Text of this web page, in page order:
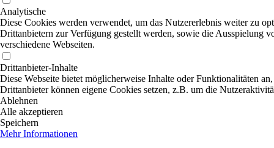
Analytische
Diese Cookies werden verwendet, um das Nutzererlebnis weiter zu
Drittanbietern zur Verfügung gestellt werden, sowie die Ausspielung
verschiedene Webseiten.
Drittanbieter-Inhalte
Diese Webseite bietet möglicherweise Inhalte oder Funktionalitäten
Drittanbieter können eigene Cookies setzen, z.B. um die
Ablehnen
Alle akzeptieren
Speichern
Mehr Informationen